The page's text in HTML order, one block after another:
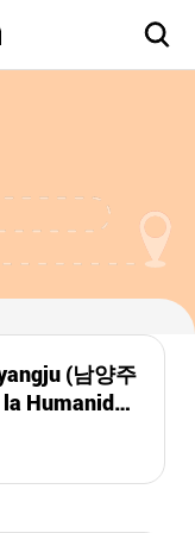
(남양주
Humanidad